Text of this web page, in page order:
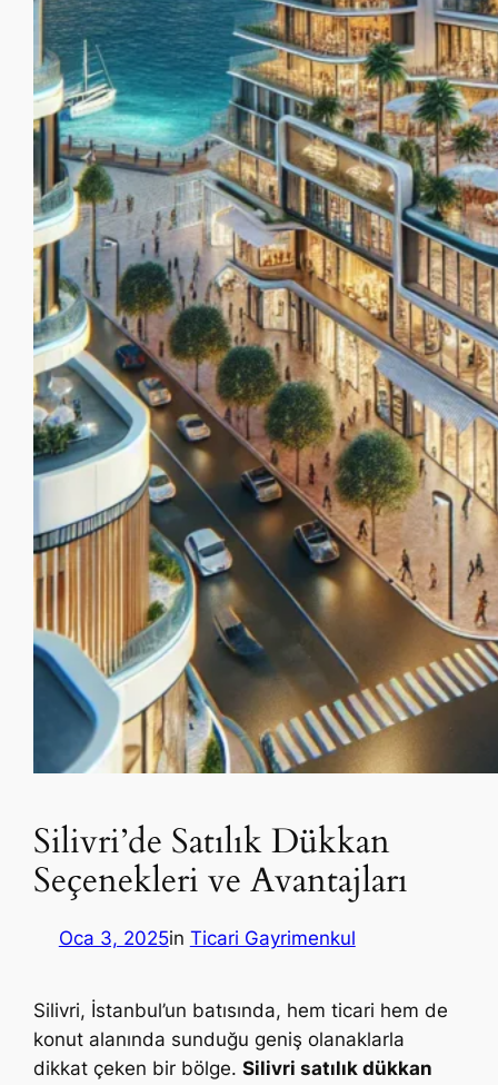
Silivri’de Satılık Dükkan
Seçenekleri ve Avantajları
Oca 3, 2025in Ticari Gayrimenkul
Silivri, İstanbul’un batısında, hem ticari hem de
konut alanında sunduğu geniş olanaklarla
dikkat çeken bir bölge.Silivri satılık dükkan